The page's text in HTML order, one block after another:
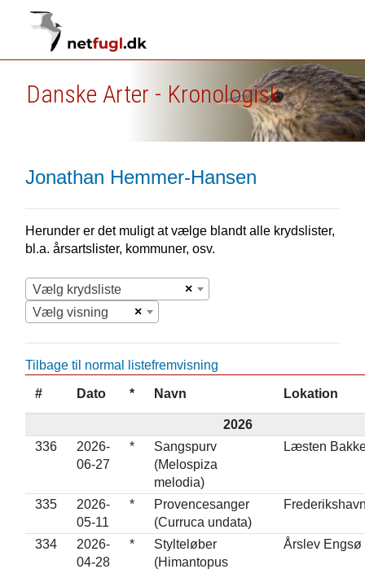
Danske Arter - Kronologisk
Jonathan Hemmer-Hansen
Herunder er det muligt at vælge blandt alle krydslister,
bl.a. årsartslister, kommuner, osv.
×
Vælg krydsliste
×
Vælg visning
Tilbage til normal listefremvisning
# Dato * Navn Lokation
2026
336
2026-
06-27
*
Sangspurv
(Melospiza
melodia)
Læsten
335
2026-
05-11
*
Provencesanger
(Curruca undata)
334
2026-
04-28
*
Stylteløber
(Himantopus
Årslev Engsø